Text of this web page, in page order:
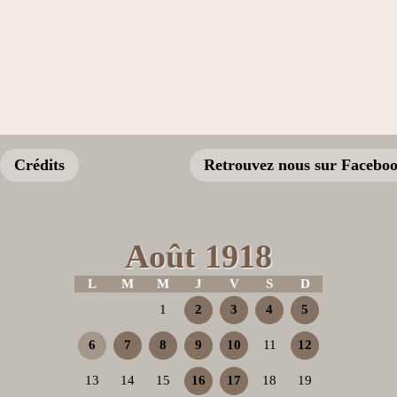
Crédits Retrouvez nous sur
Août 1918
L M M J V S
D
1
2 3 4 5
6 7 8 9 10 11 12
13 14 15 16 17 18 19